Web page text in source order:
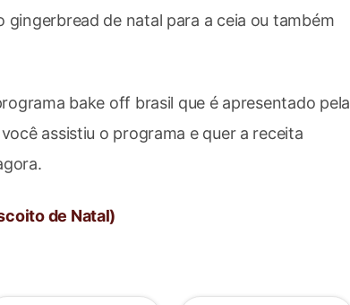
gingerbread de natal para a ceia ou também
bake off brasil que é apresentado pela
assistiu o programa e quer a receita
de Natal)